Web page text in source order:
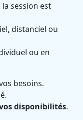
la session est
distanciel ou
ou en
besoins.
disponibilités.